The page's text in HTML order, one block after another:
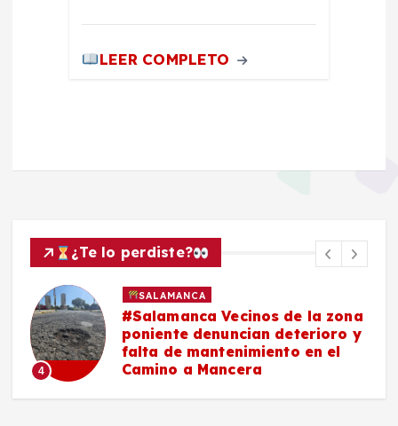
LEER COMPLETO
¿Te lo perdiste?
4
SALAMANCA
#Salamanca Vecinos de la zona
poniente denuncian deterioro y
falta de mantenimiento en el
Camino a Mancera